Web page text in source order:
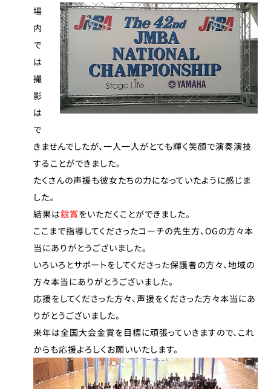
場
内
で
は
撮
影
は
で
きませんでしたが、一人一人がとても輝く笑顔で演奏演技
することができました。
たくさんの声援も彼女たちの力になっていたように感じま
した。
結果は銀賞をいただくことができました。
ここまで指導してくださったコーチの先生方、OGの方々本
当にありがとうございました。
いろいろとサポートをしてくださった保護者の方々、地域の
方々本当にありがとうございました。
応援をしてくださった方々、声援をくださった方々本当にあ
りがとうございました。
来年は全国大会金賞を目標に頑張っていきますので、これ
からも応援よろしくお願いいたします。